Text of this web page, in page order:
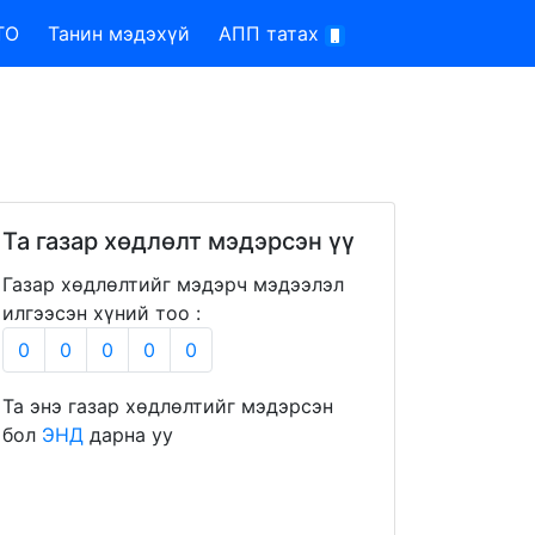
Танин мэдэхүй АПП татах
Та газар хөдлөлт мэдэрсэн үү
Газар хөдлөлтийг мэдэрч мэдээлэл
илгээсэн хүний тоо :
0
0 0 0 0
Та энэ газар хөдлөлтийг мэдэрсэн
бол ЭНД дарна уу